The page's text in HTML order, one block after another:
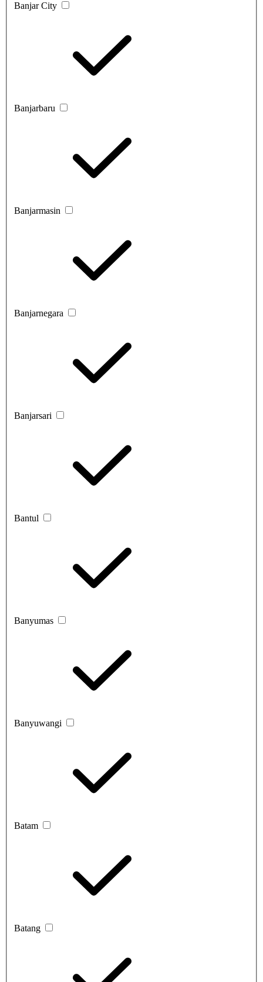
Banjar City
Banjarbaru
Banjarmasin
Banjarnegara
Banjarsari
Bantul
Banyumas
Banyuwangi
Batam
Batang